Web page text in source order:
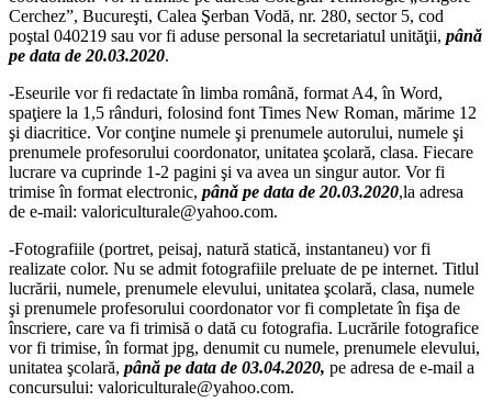
Cerchez”, Bucureşti, Calea Şerban Vodă, nr. 280, sector 5, cod
poştal 040219 sau vor fi aduse personal la secretariatul unităţii, până
pe data de 20.03.2020.
-Eseurile vor fi redactate în limba română, format A4, în Word,
spaţiere la 1,5 rânduri, folosind font Times New Roman, mărime 12
şi diacritice. Vor conţine numele şi prenumele autorului, numele şi
prenumele profesorului coordonator, unitatea şcolară, clasa. Fiecare
lucrare va cuprinde 1-2 pagini şi va avea un singur autor. Vor fi
trimise în format electronic, pânǎ pe data de 20.03.2020,la adresa
de e-mail: valoriculturale@yahoo.com.
-Fotografiile (portret, peisaj, natură statică, instantaneu) vor fi
realizate color. Nu se admit fotografiile preluate de pe internet. Titlul
lucrării, numele, prenumele elevului, unitatea şcolară, clasa, numele
şi prenumele profesorului coordonator vor fi completate în fişa de
înscriere, care va fi trimisă o dată cu fotografia. Lucrările fotografice
vor fi trimise, în format jpg, denumit cu numele, prenumele elevului,
unitatea şcolară, până pe data de 03.04.2020, pe adresa de e-mail a
concursului: valoriculturale@yahoo.com.